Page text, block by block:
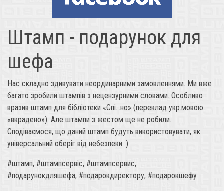
Штамп - подарунок для
шефа
Нас складно здивувати неординарними замовленнями. Ми вже
багато зробили штампів з нецензурними словами. Особливо
вразив штамп для бібліотеки «Спі...но» (переклад укр.мовою
«вкрадено»). Але штампи з жестом ще не робили.
Сподіваємося, що даний штамп будуть використовувати, як
універсальний оберіг від небезпеки :)
#штамп, #штампсервіс, #штампсервис,
#подарунокдляшефа, #подарокдиректору, #подарокшефу